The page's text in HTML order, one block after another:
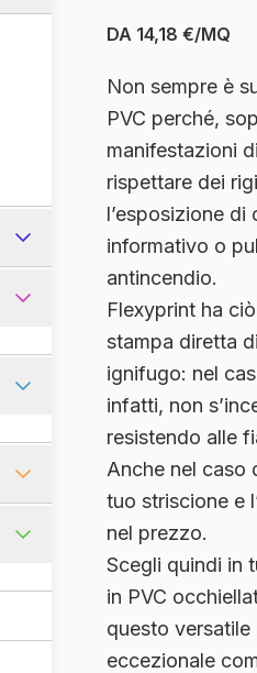
ignifugo
DA 14,18 €/MQ
Non sempre è
PVC perché,
manifestazioni
rispettare dei
l’esposizione
informativo o
antincendio.
Flexyprint ha
stampa diretta
ignifugo: nel
infatti, non
resistendo alle
Anche nel caso
tuo striscione e
nel prezzo.
Scegli quindi in
in PVC
questo versatile
eccezionale